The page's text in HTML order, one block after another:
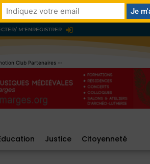
M'ENREGISTRER
Club Partenaires --
Justice Citoyenneté